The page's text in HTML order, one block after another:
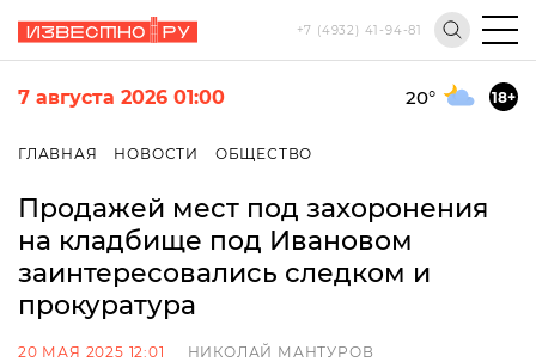
+7 (4932) 41-94-81
7 августа 2026 01:00 20° 18+
ГЛАВНАЯ НОВОСТИ ОБЩЕСТВО
Продажей мест под захоронения
на кладбище под Ивановом
заинтересовались следком и
прокуратура
20 МАЯ 2025 12:01 НИКОЛАЙ МАНТУРОВ